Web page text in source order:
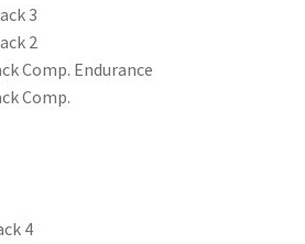
3
2
Comp. Endurance
Comp.
4